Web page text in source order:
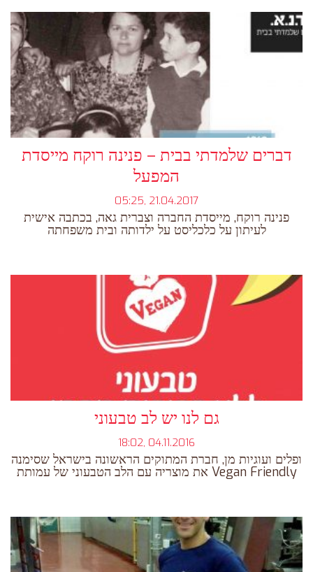
דברים שלמדתי בבית – פנינה רוקח מייסדת
המפעל
05:25, 21.04.2017
פנינה רוקח, מייסדת החברה וצברית גאה, בכתבה אישית
לעיתון על כלכליסט על ילדותה ובית משפחתה
גם לנו יש לב טבעוני
18:02, 04.11.2016
ופלים ועוגיות מן, חברת המתוקים הראשונה בישראל שסימנה
את מוצריה עם הלב הטבעוני של עמותת Vegan Friendly